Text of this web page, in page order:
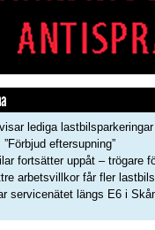
lediga
eftersupning”
fortsätter uppåt – trögare
arbetsvillkor får fler
servicenätet längs E6 i